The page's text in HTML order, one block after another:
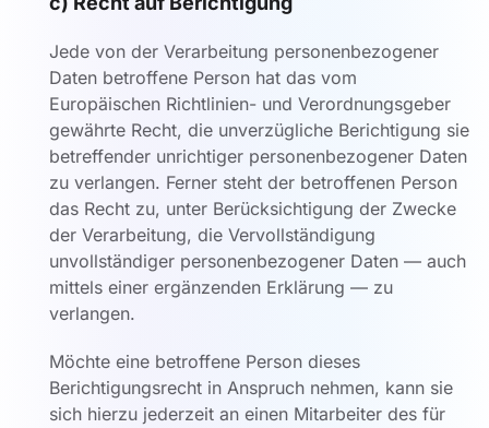
Jede von der Verarbeitung personenbezogener
Daten betroffene Person hat das vom
Europäischen Richtlinien- und Verordnungsgeber
gewährte Recht, die unverzügliche Berichtigung sie
betreffender unrichtiger personenbezogener Daten
zu verlangen. Ferner steht der betroffenen Person
das Recht zu, unter Berücksichtigung der Zwecke
der Verarbeitung, die Vervollständigung
unvollständiger personenbezogener Daten — auch
mittels einer ergänzenden Erklärung — zu
verlangen.
Möchte eine betroffene Person dieses
Berichtigungsrecht in Anspruch nehmen, kann sie
sich hierzu jederzeit an einen Mitarbeiter des für